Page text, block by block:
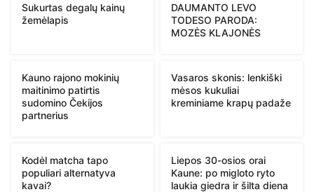
Sukurtas degalų kainų
žemėlapis
DAUMANTO LEVO
TODESO PARODA:
MOZĖS KLAJONĖS
Kauno rajono mokinių
maitinimo patirtis
sudomino Čekijos
partnerius
Vasaros skonis: lenkiški
mėsos kukuliai
kreminiame krapų padaže
Kodėl matcha tapo
populiari alternatyva
kavai?
Liepos 30-osios orai
Kaune: po migloto ryto
laukia giedra ir šilta diena